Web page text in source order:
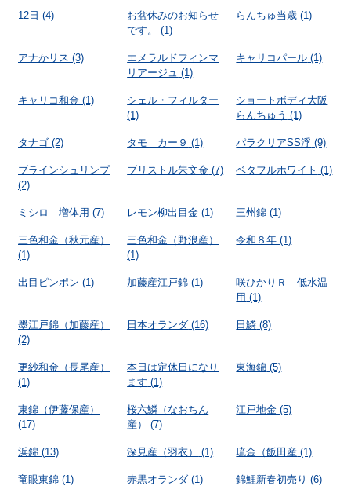
12日 (4)
お盆休みのお知らせ
です。
(1)
らんちゅ当歳 (1)
アナかリス (3)
エメラルドフィンマ
リアージュ (1)
キャリコパール (1)
キャリコ和金 (1)
シェル・フィルター
(1)
ショートボディ大阪
らんちゅう (1)
タナゴ (2) タモ カー９ (1) パラクリアSS浮 (9)
ブラインシュリンプ
(2)
ブリストル朱文金 (7) ベタフルホワイト (1)
ミシロ 増体用 (7) レモン柳出目金 (1) 三州錦 (1)
三色和金（秋元産）
(1)
三色和金（野浪産）
(1)
令和８年 (1)
出目ピンポン (1) 加藤産江戸錦 (1)
咲ひかりＲ 低水温
用 (1)
墨江戸錦（加藤産）
(2)
日本オランダ (16) 日鱗 (8)
更紗和金（長尾産）
(1)
本日は定休日になり
ます (1)
東海錦 (5)
東錦（伊藤保産）
(17)
桜六鱗（なおちん
産）
(7)
江戸地金 (5)
浜錦 (13) 深見産（羽衣） (1) 琉金（飯田産 (1)
竜眼東錦 (1) 赤黒オランダ (1) 錦鯉新春初売り (6)